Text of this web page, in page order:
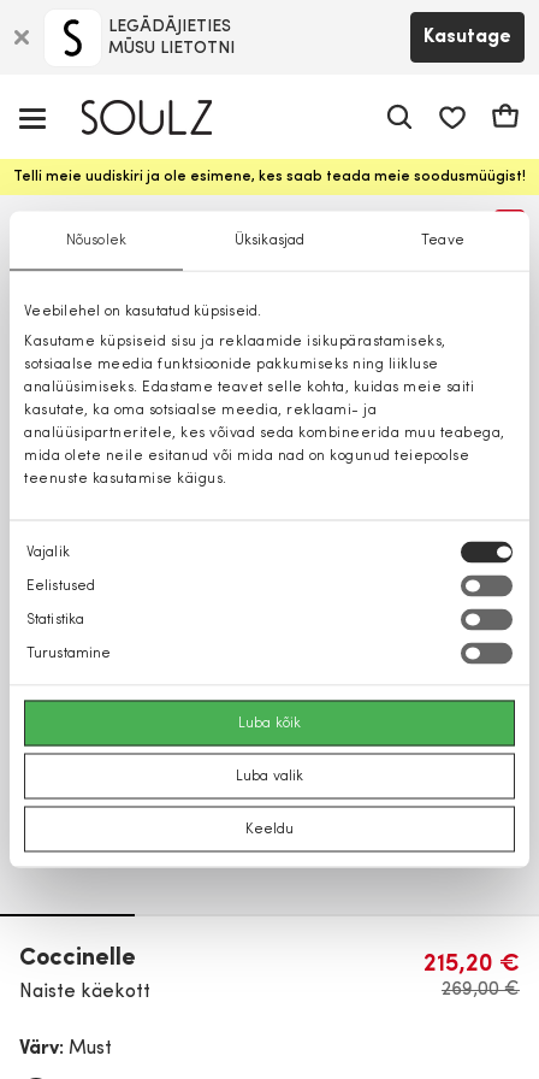
Nõusolek Üksikasjad Teave
Veebilehel on kasutatud küpsiseid.
Kasutame küpsiseid sisu ja reklaamide isikupärastamiseks,
sotsiaalse meedia funktsioonide pakkumiseks ning liikluse
analüüsimiseks. Edastame teavet selle kohta, kuidas meie saiti
kasutate, ka oma sotsiaalse meedia, reklaami- ja
analüüsipartneritele, kes võivad seda kombineerida muu teabega,
mida olete neile esitanud või mida nad on kogunud teiepoolse
teenuste kasutamise käigus.
Nõusoleku
valik
Vajalik
Eelistused
Statistika
Turustamine
Luba kõik
Luba valik
Keeldu
LEGĀDĀJIETIES
MŪSU LIETOTNI
Kasutage
Telli meie uudiskiri ja ole esimene, kes saab teada meie soodusmüügist!
Coccinelle
Naiste käekott
215,20 €
269,00 €
Värv: Must